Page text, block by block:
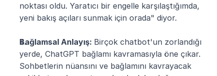
noktası oldu. Yaratıcı bir engelle karşılaştığımda,
yeni bakış açıları sunmak için orada" diyor.
Bağlamsal Anlayış: Birçok chatbot'un zorlandığı
yerde, ChatGPT bağlamı kavramasıyla öne çıkar.
Sohbetlerin nüansını ve bağlamını kavrayacak